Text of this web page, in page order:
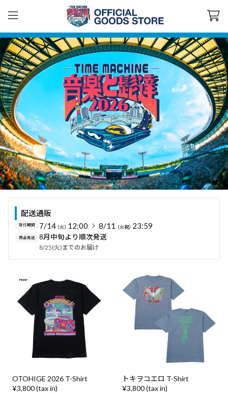
配送通販
受付期間 7/14（火）12:00 8/11 （火祝）23:59
商品発送 8月中旬より順次発送
8/25(火)までのお届け
OTOHIGE 2026 T-Shirt
¥3,800 (tax in)
トキヲコエロ T-Shirt
¥3,800 (tax in)